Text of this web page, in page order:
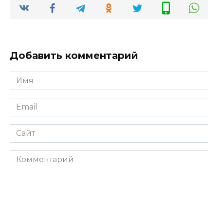
Добавить комментарий
Имя
*
Email
*
Сайт
Комментарий